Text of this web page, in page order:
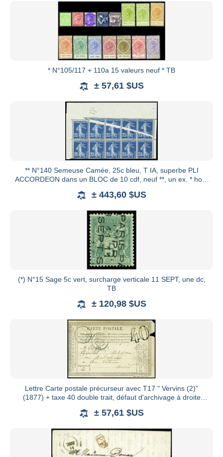
* N°105/117 + 110a 15 valeurs neuf * TB
± 57,61 $US
** N°140 Semeuse Camée, 25c bleu, T IA, superbe PLI
ACCORDEON dans un BLOC de 10 cdf, neuf **, un ex. * hors
± 443,60 $US
(*) N°15 Sage 5c vert, surcharge verticale 11 SEPT, une dc,
TB
± 120,98 $US
Lettre Carte postale précurseur avec T17 " Vervins (2)"
(1877) + taxe 40 double trait, défaut d'archivage à droite
± 57,61 $US